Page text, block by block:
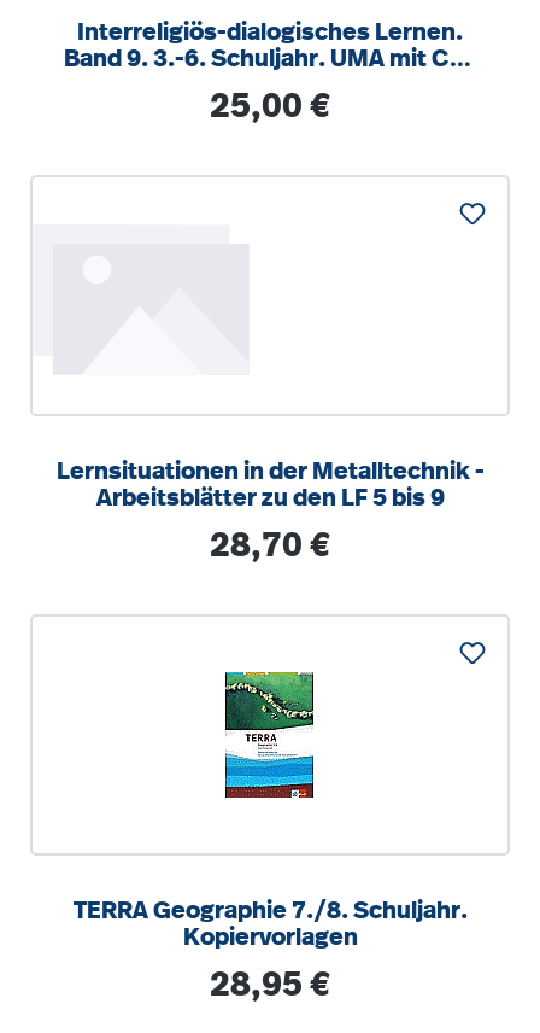
Interreligiös-dialogisches Lernen.
Band 9. 3.-6. Schuljahr. UMA mit CD-
Regulärer Preis:
25,00 €
Lernsituationen in der Metalltechnik -
Arbeitsblätter zu den LF 5 bis 9
Regulärer Preis:
28,70 €
TERRA Geographie 7./8. Schuljahr.
Kopiervorlagen
Regulärer Preis:
28,95 €